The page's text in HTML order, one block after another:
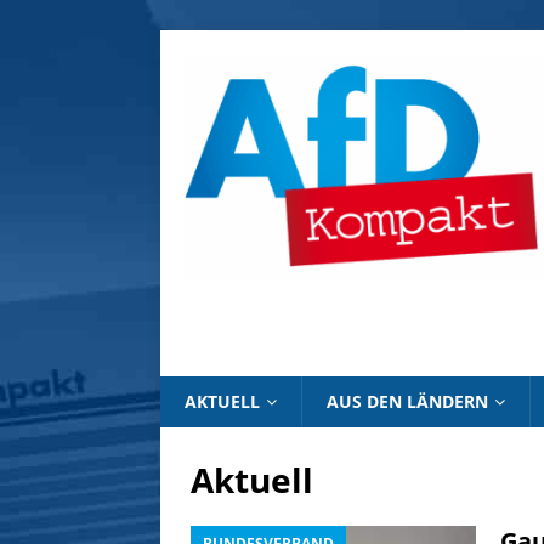
AKTUELL AUS DEN LÄNDERN
Aktuell